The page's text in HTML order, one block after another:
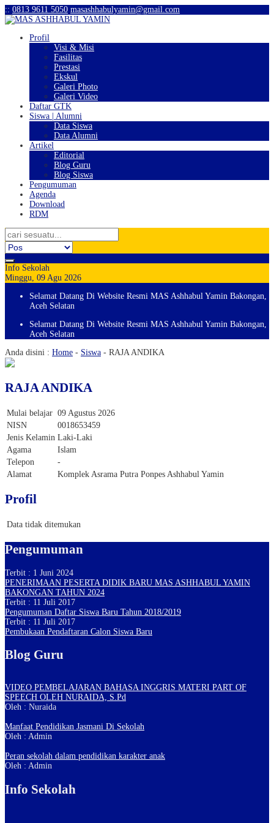
:: 0813 9611 5050 masashhabulyamin@gmail.com
Profil
Visi & Misi
Fasilitas
Prestasi
Ekskul
Galeri Photo
Galeri Video
Daftar GTK
Siswa | Alumni
Data Siswa
Data Alumni
Artikel
Editorial
Blog Guru
Blog Siswa
Pengumuman
Agenda
Download
RDM
Info Sekolah
Minggu, 09 Agu 2026
Selamat Datang Di Website Resmi MAS Ashhabul Yamin Bakongan,
Aceh Selatan
Selamat Datang Di Website Resmi MAS Ashhabul Yamin Bakongan,
Aceh Selatan
Anda disini : Home - Siswa - RAJA ANDIKA
RAJA ANDIKA
Mulai belajar 09 Agustus 2026
NISN
0018653459
Jenis Kelamin Laki-Laki
Agama
Islam
Telepon
-
Alamat
Komplek Asrama Putra Ponpes Ashhabul Yamin
Profil
Data tidak ditemukan
Pengumuman
Terbit : 1 Juni 2024
PENERIMAAN PESERTA DIDIK BARU MAS ASHHABUL YAMIN
BAKONGAN TAHUN 2024
Terbit : 11 Juli 2017
Pengumuman Daftar Siswa Baru Tahun 2018/2019
Terbit : 11 Juli 2017
Pembukaan Pendaftaran Calon Siswa Baru
Blog Guru
VIDEO PEMBELAJARAN BAHASA INGGRIS MATERI PART OF
SPEECH OLEH NURAIDA, S.Pd
Oleh : Nuraida
Manfaat Pendidikan Jasmani Di Sekolah
Oleh : Admin
Peran sekolah dalam pendidikan karakter anak
Oleh : Admin
Info Sekolah